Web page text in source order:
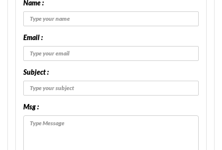
Name :
Email :
Subject :
Msg :